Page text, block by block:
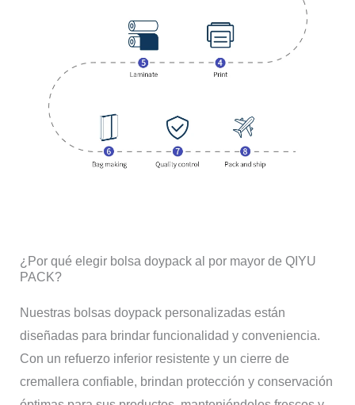
¿Por qué elegir bolsa doypack al por mayor de QIYU
PACK?
Nuestras bolsas doypack personalizadas están
diseñadas para brindar funcionalidad y conveniencia.
Con un refuerzo inferior resistente y un cierre de
cremallera confiable, brindan protección y conservación